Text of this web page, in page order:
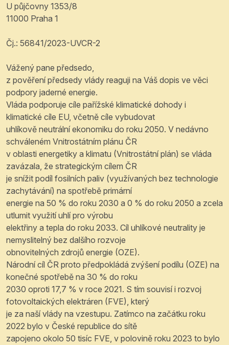
U půjčovny 1353/8
11000 Praha 1
Čj.: 56841/2023-UVCR-2
Vážený pane předsedo,
z pověření předsedy vlády reaguji na Váš dopis ve věci
podpory jaderné energie.
Vláda podporuje cíle pařížské klimatické dohody i
klimatické cíle EU, včetně cíle vybudovat
uhlíkově neutrální ekonomiku do roku 2050. V nedávno
schváleném Vnitrostátním plánu ČR
v oblasti energetiky a klimatu (Vnitrostátní plán) se vláda
zavázala, že strategickým cílem ČR
je snížit podíl fosilních paliv (využívaných bez technologie
zachytávání) na spotřebě primární
energie na 50 % do roku 2030 a 0 % do roku 2050 a zcela
utlumit využití uhlí pro výrobu
elektřiny a tepla do roku 2033. Cíl uhlíkové neutrality je
nemyslitelný bez dalšího rozvoje
obnovitelných zdrojů energie (OZE).
Národní cíl ČR proto předpokládá zvýšení podílu (OZE) na
konečné spotřebě na 30 % do roku
2030 oproti 17,7 % v roce 2021. S tím souvisí i rozvoj
fotovoltaických elektráren (FVE), který
je za naší vlády na vzestupu. Zatímco na začátku roku
2022 bylo v České republice do sítě
zapojeno okolo 50 tisíc FVE, v polovině roku 2023 to bylo